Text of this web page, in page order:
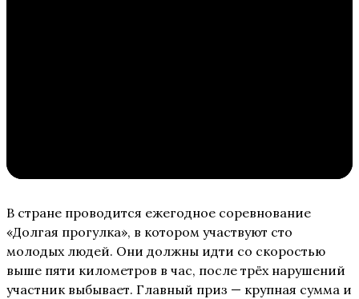
В стране проводится ежегодное соревнование
«Долгая прогулка», в котором участвуют сто
молодых людей. Они должны идти со скоростью
выше пяти километров в час, после трёх нарушений
участник выбывает. Главный приз — крупная сумма и